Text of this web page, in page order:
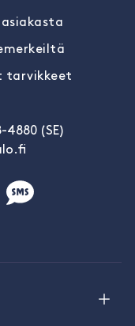
tarvikkeet
4880 (SE)